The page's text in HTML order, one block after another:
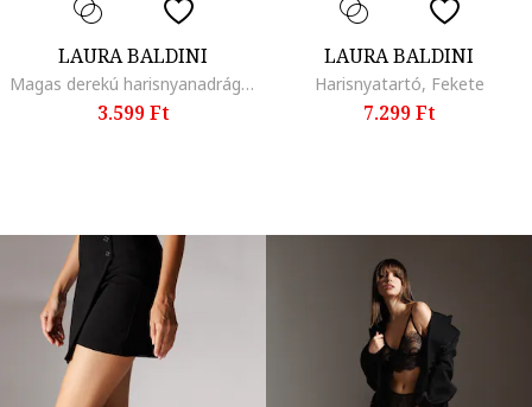
LAURA BALDINI
Magas derekú harisnyanadrág - 20 DEN, Fekete
3.599 Ft
LAURA BALDINI
Harisnyatartó, Fekete
7.299 Ft